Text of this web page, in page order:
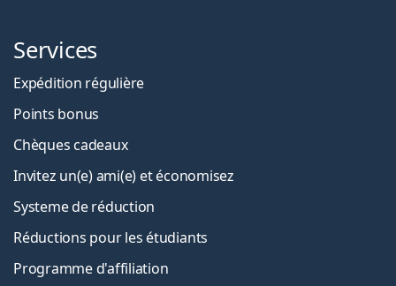
Services
Expédition régulière
Points bonus
Chèques cadeaux
Invitez un(e) ami(e) et économisez
Systeme de réduction
Réductions pour les étudiants
Programme d'affiliation